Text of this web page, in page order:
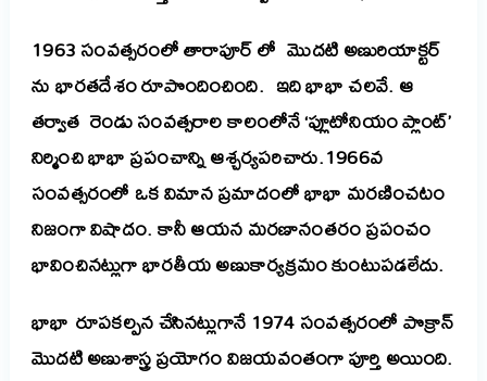
1963 సంవత్సరంలో తారాపూర్ లో మొదటి అణురియాక్టర్
ను భారతదేశంరూపొందించింది. ఇది భాభా చలవే. ఆ
తర్వాత రెండు సంవత్సరాల కాలంలోనే ‘ప్లూటోనియం ప్లాంట్’
నిర్మించి భాభా ప్రపంచాన్ని ఆశ్చర్యపరిచారు.1966వ
సంవత్సరంలో ఒక విమాన ప్రమాదంలో భాభా మరణించటం
నిజంగా విషాదం. కానీ ఆయన మరణానంతరం ప్రపంచం
భావించినట్లుగా భారతీయ అణుకార్యక్రమం కుంటుపడలేదు.
భాభా రూపకల్పన చేసినట్లుగానే 1974 సంవత్సరంలో పొక్రాన్
మొదటిఅణుశాస్త్ర ప్రయోగం విజయవంతంగా పూర్తి అయింది.